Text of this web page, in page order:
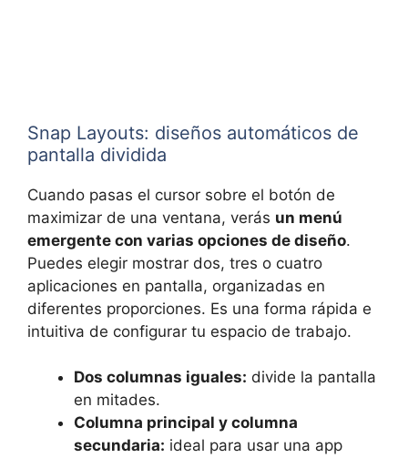
Snap Layouts: diseños automáticos de
pantalla dividida
Cuando pasas el cursor sobre el botón de
maximizar de una ventana, verás un menú
emergente con varias opciones de diseño.
Puedes elegir mostrar dos, tres o cuatro
aplicaciones en pantalla, organizadas en
diferentes proporciones. Es una forma rápida e
intuitiva de configurar tu espacio de trabajo.
Dos columnas iguales: divide la pantalla
en mitades.
Columna principal y columna
secundaria: ideal para usar una app